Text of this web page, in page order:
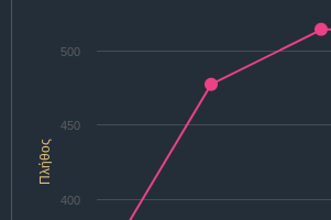
Πλήθος
400
450
500